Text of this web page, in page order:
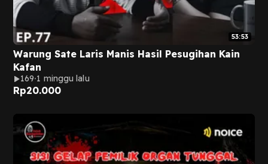
53:53
Warung Sate Laris Manis Hasil Pesugihan Kain
Kafan
169 1 minggu lalu
Rp20.000